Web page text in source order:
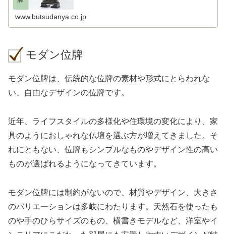
www.butsudanya.co.jp
モダン位牌
モダン位牌は、伝統的な位牌の素材や形式にとらわれな
い、自由なデザインの位牌です。
近年、ライフスタイルの多様化や住環境の変化により、家
具のようにおしゃれな仏壇を選ぶ方が増えてきました。そ
れにともない、位牌もシンプルなものやデザイン性の高い
ものが選ばれるようになってきています。
モダン位牌には制約がないので、材質やデザイン、大きさ
のバリエーションは多岐にわたります。天然石を使ったも
のや手のひらサイズのもの、横書きモデルなど、洋室やイ